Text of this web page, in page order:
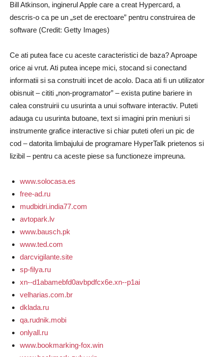
Bill Atkinson, inginerul Apple care a creat Hypercard, a
descris-o ca pe un „set de erectoare” pentru construirea de
software (Credit: Getty Images)
Ce ati putea face cu aceste caracteristici de baza? Aproape
orice ai vrut. Ati putea incepe mici, stocand si conectand
informatii si sa construiti incet de acolo. Daca ati fi un utilizator
obisnuit – cititi „non-programator” – exista putine bariere in
calea construirii cu usurinta a unui software interactiv. Puteti
adauga cu usurinta butoane, text si imagini prin meniuri si
instrumente grafice interactive si chiar puteti oferi un pic de
cod – datorita limbajului de programare HyperTalk prietenos si
lizibil – pentru ca aceste piese sa functioneze impreuna.
www.solocasa.es
free-ad.ru
mudbidri.india77.com
avtopark.lv
www.bausch.pk
www.ted.com
darcvigilante.site
sp-filya.ru
xn--d1abamebfd0avbpdfcx6e.xn--p1ai
velharias.com.br
dklada.ru
qa.rudnik.mobi
onlyall.ru
www.bookmarking-fox.win